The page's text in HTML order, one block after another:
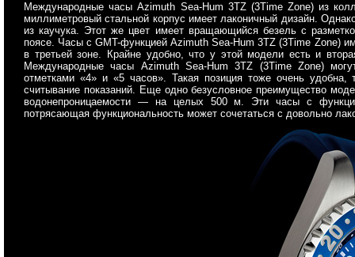
Международные часы Azimuth Sea-Hum 3TZ (3Time Zone) из
миллиметровый стальной корпус имеет лаконичный дизайн.
из каучука. Этот же цвет имеет вращающийся безель с
поясе. Часы с GMT-функцией Azimuth Sea-Hum 3TZ (3Time Zone)
в третьей зоне. Крайне удобно, что у этой модели есть и
Международные часы Azimuth Sea-Hum 3TZ (3Time Zone)
отметками «4» и «5 часов». Такая позиция тоже очень удобна,
считывание показаний. Еще одно безусловное преимущество
водонепроницаемости — на целых 500 м. Эти часы с
потрясающая функциональность может сочетаться с довольно